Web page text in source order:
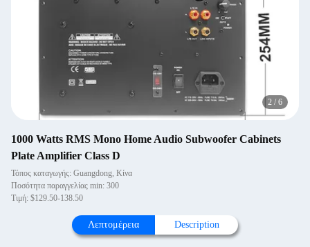
2 / 6
1000 Watts RMS Mono Home Audio Subwoofer Cabinets
Plate Amplifier Class D
Τόπος καταγωγής: Guangdong, Κίνα
Ποσότητα παραγγελίας min: 300
Τιμή: $129.50-138.50
Λεπτομέρεια Description